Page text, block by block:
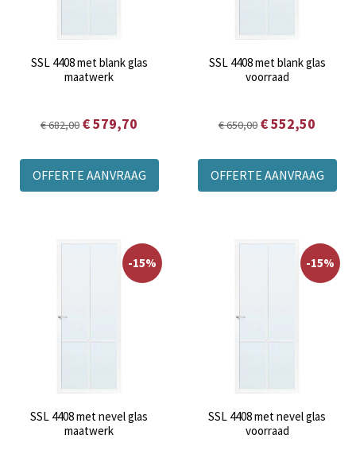
SSL 4408 met blank glas
maatwerk
€ 682,00 € 579,70
OFFERTE AANVRAAG
SSL 4408 met blank glas
voorraad
€ 650,00 € 552,50
OFFERTE AANVRAAG
-15%
SSL 4408 met nevel glas
maatwerk
-15%
SSL 4408 met nevel glas
voorraad